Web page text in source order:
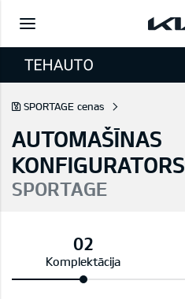
SPORTAGE cenas
AUTOMAŠĪNAS
KONFIGURATORS
SPORTAGE
Komplektācija